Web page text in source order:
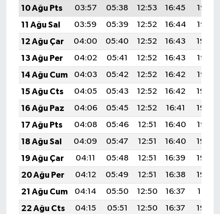
10 Ağu Pts
03:57 05:38 12:53 16:45
19:57
11 Ağu Sal
03:59 05:39 12:52 16:44
19:56
12 Ağu Çar
04:00 05:40 12:52 16:43
19:54
13 Ağu Per
04:02 05:41 12:52 16:43
19:53
14 Ağu Cum
04:03 05:42 12:52 16:42
19:52
15 Ağu Cts
04:05 05:43 12:52 16:42
19:50
16 Ağu Paz
04:06 05:45 12:52 16:41
19:49
17 Ağu Pts
04:08 05:46 12:51 16:40
19:47
18 Ağu Sal
04:09 05:47 12:51 16:40
19:46
19 Ağu Çar
04:11 05:48 12:51 16:39
19:44
20 Ağu Per
04:12 05:49 12:51 16:38
19:43
21 Ağu Cum
04:14 05:50 12:50 16:37
19:41
22 Ağu Cts
04:15 05:51 12:50 16:37
19:40